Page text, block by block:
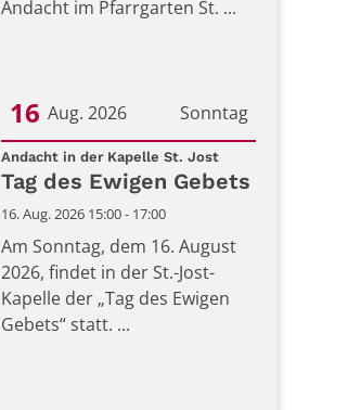
Andacht im Pfarrgarten St. ...
Sonntag
16 Aug. 2026
Datum: 16. August 2026
Andacht in der Kapelle St. Jost:
Tag des Ewigen Gebets
16. Aug. 2026 15:00 - 17:00
Am Sonntag, dem 16. August
2026, findet in der St.-Jost-
Kapelle der „Tag des Ewigen
Gebets“ statt. ...